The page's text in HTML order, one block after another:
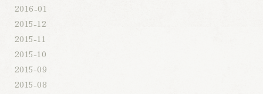
2016-01
2015-12
2015-11
2015-10
2015-09
2015-08